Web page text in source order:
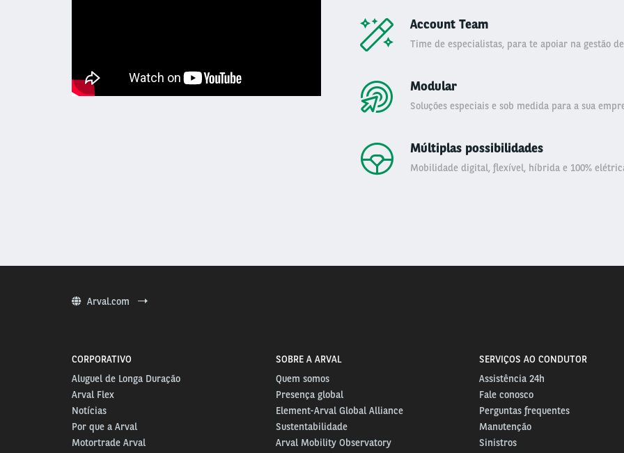
Account Team
Time de especialistas, para te apoiar na gestão
Modular
Soluções especiais e sob medida para a sua
Múltiplas possibilidades
Mobilidade digital, flexível, híbrida e 100%
Arval.com
CORPORATIVO
Aluguel de Longa Duração
Arval Flex
Notícias
Por que a Arval
Motortrade Arval
SOBRE A ARVAL
Quem somos
Presença global
Element-Arval Global Alliance
Sustentabilidade
Arval Mobility Observatory
SERVIÇOS AO CONDUTOR
Assistência 24h
Fale conosco
Perguntas frequentes
Manutenção
Sinistros